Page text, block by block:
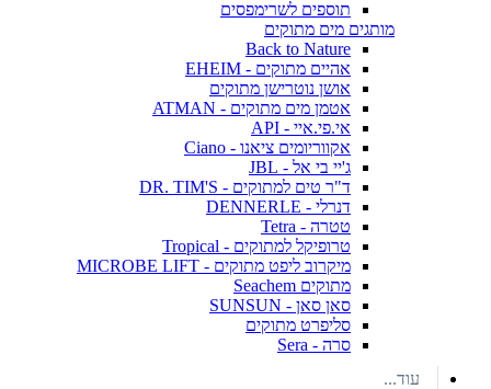
תוספים לשרימפסים
מותגים מים מתוקים
Back to Nature
אהיים מתוקים - EHEIM
אושן נוטרישן מתוקים
אטמן מים מתוקים - ATMAN
אי.פי.איי - API
אקווריומים ציאנו - Ciano
ג'יי בי אל - JBL
ד"ר טים למתוקים - DR. TIM'S
דנרלי - DENNERLE
טטרה - Tetra
טרופיקל למתוקים - Tropical
מיקרוב ליפט מתוקים - MICROBE LIFT
מתוקים Seachem
סאן סאן - SUNSUN
סליפרט מתוקים
סרה - Sera
עוד...